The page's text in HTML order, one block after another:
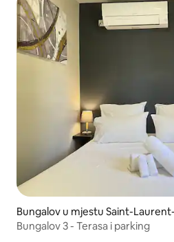
Bungalov u mjestu Saint-
Bungalov 3 - Terasa i parking